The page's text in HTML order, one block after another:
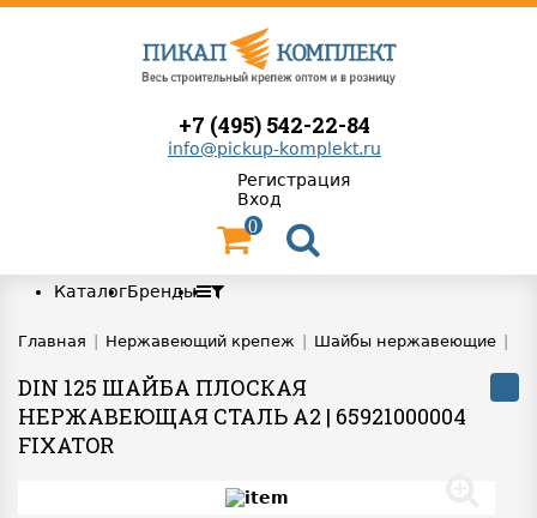
+7 (495) 542-22-84
info@pickup-komplekt.ru
Регистрация
Вход
0
КаталогБренды
Главная Нержавеющий крепеж Шайбы нержавеющие
DIN 125 ШАЙБА ПЛОСКАЯ
НЕРЖАВЕЮЩАЯ СТАЛЬ A2 | 65921000004
FIXATOR